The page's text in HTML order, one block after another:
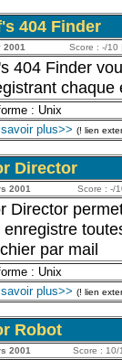
404 Finder
2001 Score : -/10
404 Finder
chaque
: Unix
plus>> (! lien
Director
2001 Score : -/
Director
enregistre
par mail
: Unix
plus>> (! lien
Robot
2001 Score : 10/